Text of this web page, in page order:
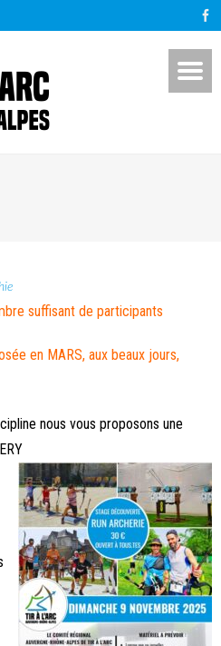
suffisant de participants
en MARS, aux beaux jours,
nous vous proposons une